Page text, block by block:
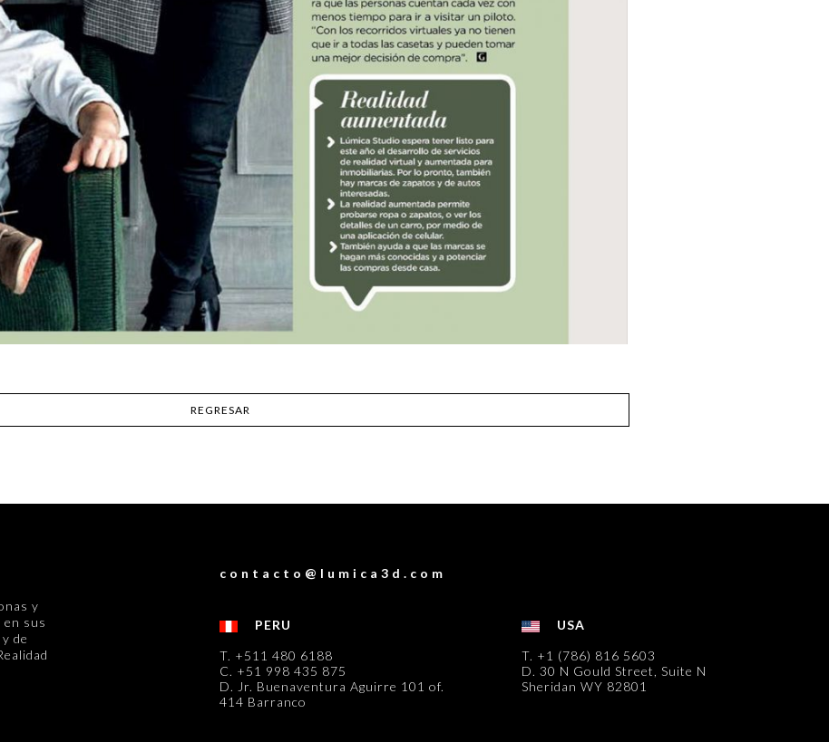
REGRESAR
y
sus
de
contacto@lumica3d.com
PERU
T. +511 480 6188
C. +51 998 435 875
D. Jr. Buenaventura Aguirre 101 of.
414 Barranco
USA
T. +1 (786) 816 5603
D. 30 N Gould Street, Suite N
Sheridan WY 82801